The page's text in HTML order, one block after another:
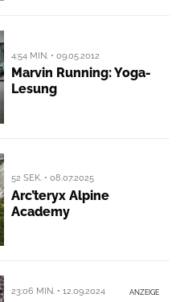
4:54 MIN. • 09.05.2012
Marvin Running: Yoga-
Lesung
52 SEK. • 08.07.2025
Arc’teryx Alpine
Academy
23:06 MIN. • 12.09.2024 ANZEIGE